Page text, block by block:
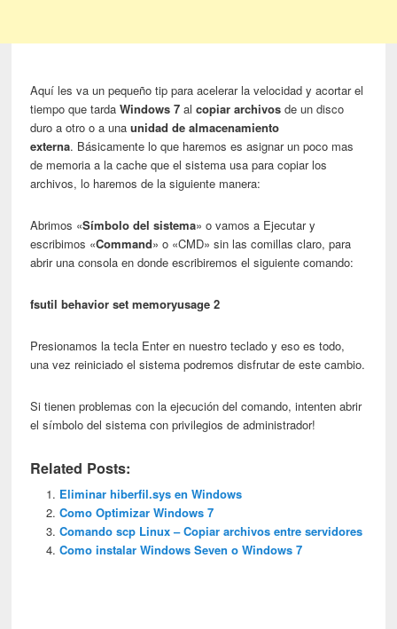
Aquí les va un pequeño tip para acelerar la velocidad y acortar el
tiempo que tardaWindows 7 alcopiar archivos de un disco
duro a otro o a unaunidad de almacenamiento
externa. Básicamente lo que haremos es asignar un poco mas
de memoria a la cache que el sistema usa para copiar los
archivos, lo haremos de la siguiente manera:
Abrimos «Símbolo del sistema» o vamos a Ejecutar y
escribimos «Command» o «CMD» sin las comillas claro, para
abrir una consola en donde escribiremos el siguiente comando:
fsutil behavior set memoryusage 2
Presionamos la tecla Enter en nuestro teclado y eso es todo,
una vez reiniciado el sistema podremos disfrutar de este cambio.
Si tienen problemas con la ejecución del comando, intenten abrir
el símbolo del sistema con privilegios de administrador!
Related Posts:
Eliminar hiberfil.sys en Windows
Como Optimizar Windows 7
Comando scp Linux – Copiar archivos entre servidores
Como instalar Windows Seven o Windows 7